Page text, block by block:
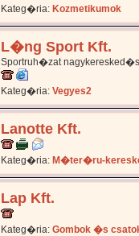
Kateg�ria: Kozmetikumok
L�ng Sport Kft.
Sportruh�zat
Kateg�ria: Vegyes2
Lanotte Kft.
Kateg�ria: M�ter�ru-
Lap Kft.
Kateg�ria: Gombok �s